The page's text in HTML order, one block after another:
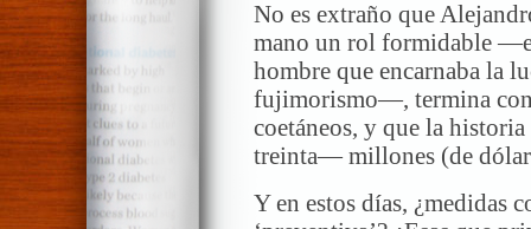
No es extraño que
mano un rol formidable
hombre que encarnaba la
fujimorismo—, termina con
coetáneos, y que la
treinta— millones (de
Y en estos días, ¿medidas